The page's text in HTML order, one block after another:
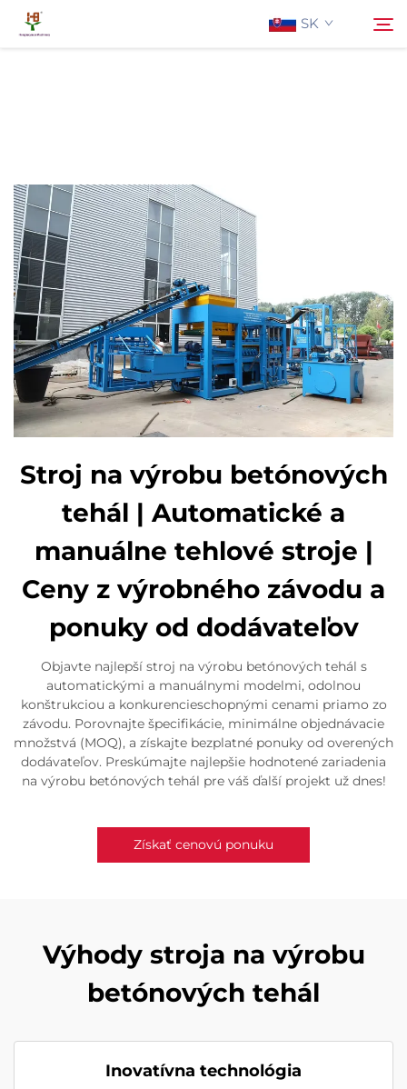
SK
Aplikácia
Aktuality
Kontaktujte Nás
Stroj na výrobu betónových
tehál | Automatické a
manuálne tehlové stroje |
Ceny z výrobného závodu a
ponuky od dodávateľov
Objavte najlepší stroj na výrobu betónových tehál s
automatickými a manuálnymi modelmi, odolnou
konštrukciou a konkurencieschopnými cenami priamo zo
závodu. Porovnajte špecifikácie, minimálne objednávacie
množstvá (MOQ), a získajte bezplatné ponuky od overených
dodávateľov. Preskúmajte najlepšie hodnotené zariadenia
na výrobu betónových tehál pre váš ďalší projekt už dnes!
Získať cenovú ponuku
Výhody stroja na výrobu
betónových tehál
Inovatívna technológia